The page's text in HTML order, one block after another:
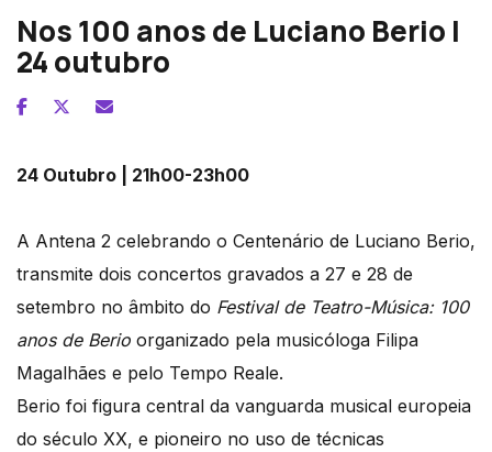
Nos 100 anos de Luciano Berio |
24 outubro
24 Outubro | 21h00-23h00
A Antena 2 celebrando o Centenário de Luciano Berio,
transmite dois concertos gravados a 27 e 28 de
setembro no âmbito do Festival de Teatro-Música: 100
anos de Berio organizado pela musicóloga Filipa
Magalhães e pelo Tempo Reale.
Berio foi figura central da vanguarda musical europeia
do século XX, e pioneiro no uso de técnicas